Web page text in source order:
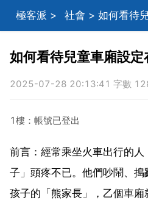
極客派 > 社會 > 如何看待
如何看待兒童車廂設定
2025-07-28 20:13:41 字數
1樓：帳號已登出
前言：經常乘坐火車出行的
子」頭疼不已。他們吵鬧、
孩子的「熊家長」，乙個車廂